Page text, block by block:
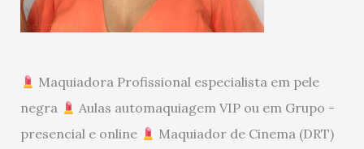
Maquiadora Profissional especialista em pele
negra
Aulas automaquiagem VIP ou em Grupo -
presencial e online
Maquiador de Cinema (DRT)